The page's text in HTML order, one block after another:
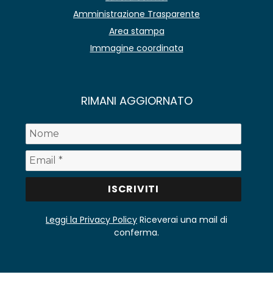
Amministrazione Trasparente
Area stampa
Immagine coordinata
RIMANI AGGIORNATO
Leggi la Privacy Policy Riceverai una mail di
conferma.